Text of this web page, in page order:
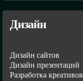
Дизайн
Дизайн сайтов
Дизайн презентаций
Разработка креативов